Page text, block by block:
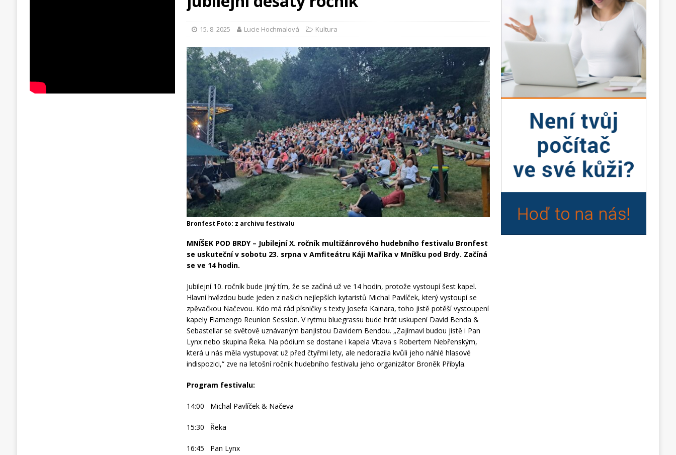
15. 8. 2025 Lucie Hochmalová Kultura
Bronfest Foto: z archivu festivalu
MNÍŠEK POD BRDY – Jubilejní X. ročník multižánrového hudebního festivalu Bronfest
se uskuteční v sobotu 23. srpna v Amfiteátru Káji Maříka v Mníšku pod Brdy. Začíná
se ve 14 hodin.
Jubilejní 10. ročník bude jiný tím, že se začíná už ve 14 hodin, protože vystoupí šest kapel.
Hlavní hvězdou bude jeden z našich nejlepších kytaristů Michal Pavlíček, který vystoupí se
zpěvačkou Načevou. Kdo má rád písničky s texty Josefa Kainara, toho jistě potěší vystoupení
kapely Flamengo Reunion Session. V rytmu bluegrassu bude hrát uskupení David Benda &
Sebastellar se světově uznávaným banjistou Davidem Bendou. „Zajímaví budou jistě i Pan
Lynx nebo skupina Řeka. Na pódium se dostane i kapela Vltava s Robertem Nebřenským,
která u nás měla vystupovat už před čtyřmi lety, ale nedorazila kvůli jeho náhlé hlasové
indispozici,“ zve na letošní ročník hudebního festivalu jeho organizátor Broněk Přibyla.
Program festivalu:
14:00 Michal Pavlíček & Načeva
15:30 Řeka
16:45 Pan Lynx